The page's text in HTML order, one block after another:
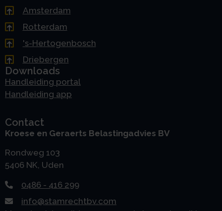
Amsterdam
Rotterdam
's-Hertogenbosch
Driebergen
Downloads
Handleiding portal
Handleiding app
Contact
Kroese en Geraerts Belastingadvies BV
Rondweg 103
5406 NK, Uden
0486 - 416 299
info@stamrechtbv.com